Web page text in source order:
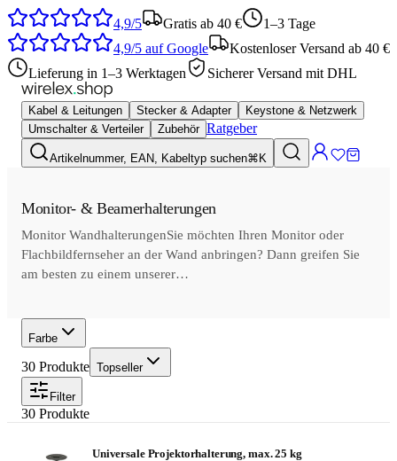
4,9/5 Gratis ab 40 €
1–3 Tage
4,9/5 auf Google
Kostenloser Versand ab 40 €
Lieferung in 1–3 Werktagen
Sicherer Versand mit DHL
Kabel & Leitungen Stecker & Adapter
Keystone & Netzwerk
Umschalter & Verteiler
Zubehör Ratgeber
Artikelnummer, EAN, Kabeltyp suchen⌘K
Monitor- & Beamerhalterungen
Monitor WandhalterungenSie möchten Ihren Monitor oder
Flachbildfernseher an der Wand anbringen? Dann greifen Sie
am besten zu einem unserer…
Farbe
30 Produkte Topseller
Filter
30 Produkte
Universale Projektorhalterung, max. 25 kg